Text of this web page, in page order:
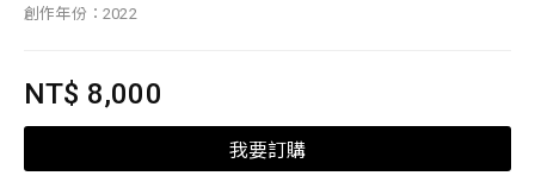
創作年份：2022
NT$ 8,000
我要訂購